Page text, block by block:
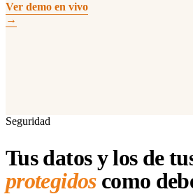
Ver demo en vivo
→
Seguridad
Tus datos y los de
protegidos como